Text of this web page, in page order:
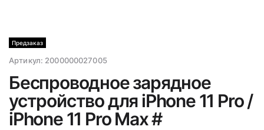
Предзаказ
Артикул: 2000000027005
Беспроводное зарядное
устройство для iPhone 11 Pro /
iPhone 11 Pro Max #